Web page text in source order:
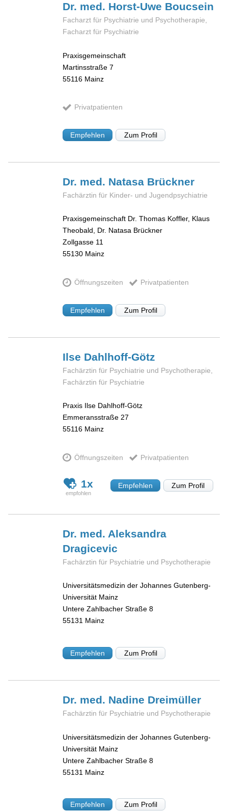
Dr. med. Horst-Uwe Boucsein
Facharzt für Psychiatrie und Psychotherapie,
Facharzt für Psychiatrie
Praxisgemeinschaft
Martinsstraße 7
55116 Mainz
Privatpatienten
Empfehlen Zum Profil
Dr. med. Natasa Brückner
Fachärztin für Kinder- und Jugendpsychiatrie
Praxisgemeinschaft Dr. Thomas Koffler, Klaus
Theobald, Dr. Natasa Brückner
Zollgasse 11
55130 Mainz
Öffnungszeiten Privatpatienten
Empfehlen Zum Profil
Ilse Dahlhoff-Götz
Fachärztin für Psychiatrie und Psychotherapie,
Fachärztin für Psychiatrie
Praxis Ilse Dahlhoff-Götz
Emmeransstraße 27
55116 Mainz
Öffnungszeiten Privatpatienten
1x Empfehlen Zum Profil
Dr. med. Aleksandra
Dragicevic
Fachärztin für Psychiatrie und Psychotherapie
Universitätsmedizin der Johannes Gutenberg-
Universität Mainz
Untere Zahlbacher Straße 8
55131 Mainz
Empfehlen Zum Profil
Dr. med. Nadine Dreimüller
Fachärztin für Psychiatrie und Psychotherapie
Universitätsmedizin der Johannes Gutenberg-
Universität Mainz
Untere Zahlbacher Straße 8
55131 Mainz
Empfehlen Zum Profil